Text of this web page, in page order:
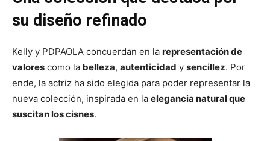
su diseño refinado
Kelly y PDPAOLA concuerdan en la representación de
valores como la belleza, autenticidad y sencillez. Por
ende, la actriz ha sido elegida para poder representar la
nueva colección, inspirada en la elegancia natural que
suscitan los cisnes.